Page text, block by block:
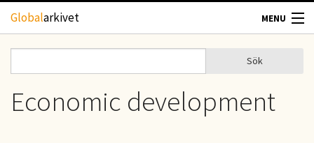
Hoppa till huvudinnehåll
Globalarkivet MENU
TIDSKRIFTER
Sökformulär
Sök
Economic development